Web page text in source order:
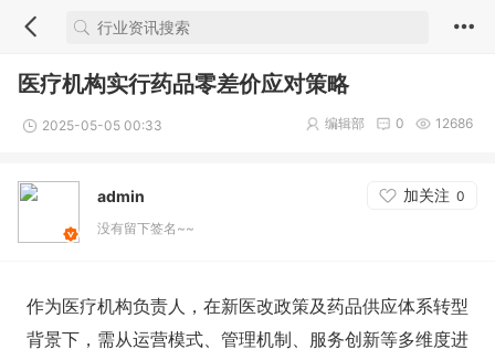
医疗机构实行药品零差价应对策略
2025-05-05 00:33 12686
0
编辑部
admin 加关注 0
没有留下签名~~
作为医疗机构负责人，在新医改政策及药品供应体系转型
背景下，需从运营模式、管理机制、服务创新等多维度进